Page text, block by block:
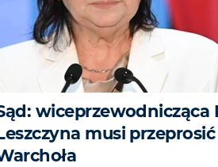
wiceprzewodnicząca
musi